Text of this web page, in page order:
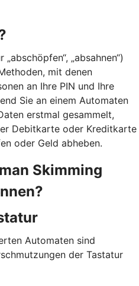
„absahnen“)
mit denen
an Ihre PIN und Ihre
Sie an einem Automaten
erstmal gesammelt,
Debitkarte oder Kreditkarte
oder Geld abheben.
Skimming
Automaten sind
der Tastatur